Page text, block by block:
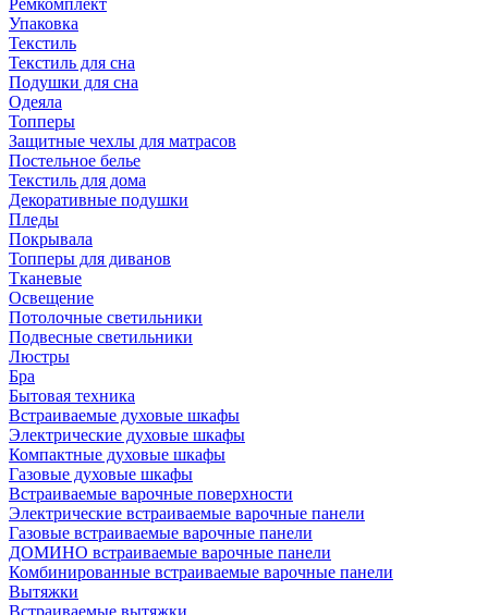
Ремкомплект
Упаковка
Текстиль
Текстиль для сна
Подушки для сна
Одеяла
Топперы
Защитные чехлы для матрасов
Постельное белье
Текстиль для дома
Декоративные подушки
Пледы
Покрывала
Топперы для диванов
Тканевые
Освещение
Потолочные светильники
Подвесные светильники
Люстры
Бра
Бытовая техника
Встраиваемые духовые шкафы
Электрические духовые шкафы
Компактные духовые шкафы
Газовые духовые шкафы
Встраиваемые варочные поверхности
Электрические встраиваемые варочные панели
Газовые встраиваемые варочные панели
ДОМИНО встраиваемые варочные панели
Комбинированные встраиваемые варочные панели
Вытяжки
Встраиваемые вытяжки